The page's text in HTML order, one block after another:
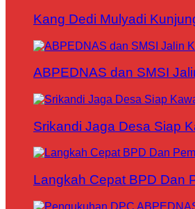
Kang Dedi Mulyadi
ABPEDNAS dan SMSI
Srikandi Jaga Desa Siap
Langkah Cepat BPD Dan